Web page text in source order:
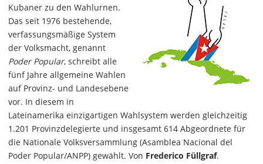
Kubaner zu den Wahlurnen.
Das seit 1976 bestehende,
verfassungsmäßige System
der Volksmacht, genannt
Poder Popular, schreibt alle
fünf Jahre allgemeine Wahlen
auf Provinz- und Landesebene
vor. In diesem in
Lateinamerika einzigartigen Wahlsystem werden gleichzeitig
1.201 Provinzdelegierte und insgesamt 614 Abgeordnete für
die Nationale Volksversammlung (Asamblea Nacional del
Poder Popular/ANPP) gewählt. Von Frederico Füllgraf.